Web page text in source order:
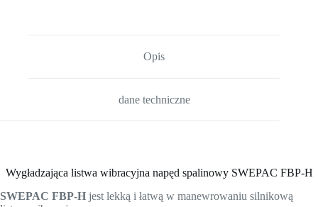
Opis
dane techniczne
Wygładzająca listwa wibracyjna napęd spalinowy SWEPAC FBP-H
SWEPAC FBP-H jest lekką i łatwą w manewrowaniu silnikową